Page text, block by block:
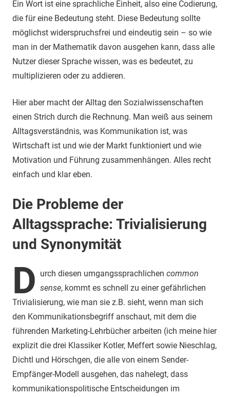
Ein Wort ist eine sprachliche Einheit, also eine Codierung,
die für eine Bedeutung steht. Diese Bedeutung sollte
möglichst widerspruchsfrei und eindeutig sein – so wie
man in der Mathematik davon ausgehen kann, dass alle
Nutzer dieser Sprache wissen, was es bedeutet, zu
multiplizieren oder zu addieren.
Hier aber macht der Alltag den Sozialwissenschaften
einen Strich durch die Rechnung. Man weiß aus seinem
Alltagsverständnis, was Kommunikation ist, was
Wirtschaft ist und wie der Markt funktioniert und wie
Motivation und Führung zusammenhängen. Alles recht
einfach und klar eben.
Die Probleme der
Alltagssprache: Trivialisierung
und Synonymität
D urch diesen umgangssprachlichencommon
sense, kommt es schnell zu einer gefährlichen
Trivialisierung, wie man sie z.B. sieht, wenn man sich
den Kommunikationsbegriff anschaut, mit dem die
führenden Marketing-Lehrbücher arbeiten (ich meine hier
explizit die drei Klassiker Kotler, Meffert sowie Nieschlag,
Dichtl und Hörschgen, die alle von einem Sender-
Empfänger-Modell ausgehen, das nahelegt, dass
kommunikationspolitische Entscheidungen im